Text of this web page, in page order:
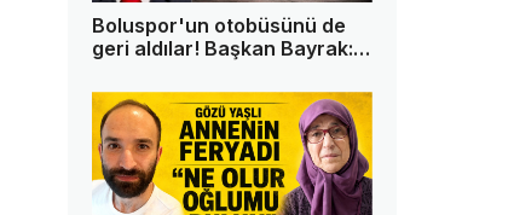
Boluspor'un otobüsünü de
geri aldılar! Başkan Bayrak:
ben değilim"